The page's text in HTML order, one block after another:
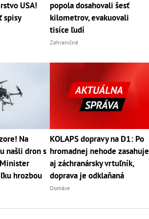
USA!
spisy
popola dosahovali šesť
kilometrov, evakuovali
tisíce ľudí
Zahraničné
Na
našli dron s
hrozbou
KOLAPS dopravy na D1: Po
hromadnej nehode zasahuje
aj záchranársky vrtuľník,
doprava je odklaňaná
Domáce